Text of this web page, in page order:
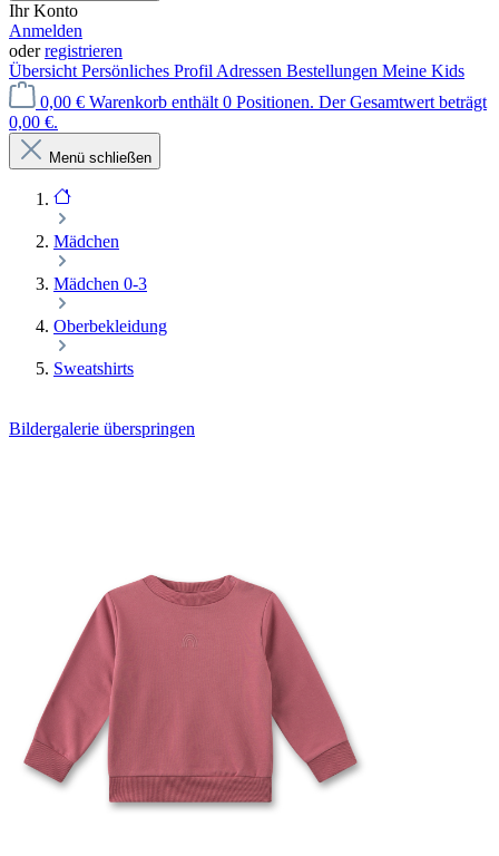
Ihr Konto
Anmelden
oderregistrieren
Übersicht Persönliches Profil Adressen Bestellungen Meine Kids
0,00 € Warenkorb enthält 0 Positionen. Der Gesamtwert beträgt
0,00 €.
Menü schließen
Mädchen
Mädchen 0-3
Oberbekleidung
Sweatshirts
Bildergalerie überspringen